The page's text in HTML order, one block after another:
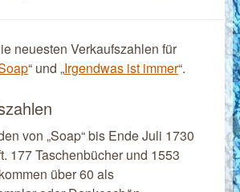
neuesten Verkaufszahlen für
“ und „Irgendwas ist immer“.
von „Soap“ bis Ende Juli 1730
177 Taschenbücher und 1553
über 60 als